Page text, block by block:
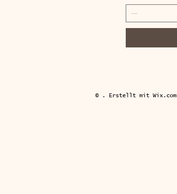
© . Erstellt mit Wix.com